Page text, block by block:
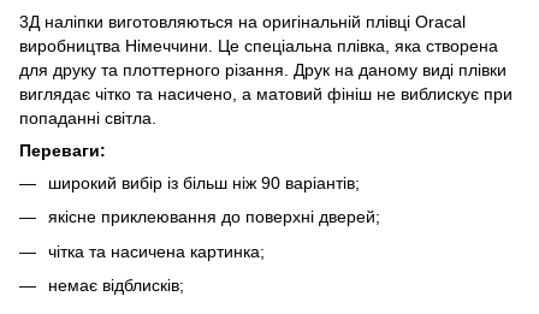
3Д наліпки виготовляються на оригінальній плівці Oracal
виробництва Німеччини. Це спеціальна плівка, яка створена
для друку та плоттерного різання. Друк на даному виді плівки
виглядає чітко та насичено, а матовий фініш не виблискує при
попаданні світла.
Переваги:
широкий вибір із більш ніж 90 варіантів;
якісне приклеювання до поверхні дверей;
чітка та насичена картинка;
немає відблисків;